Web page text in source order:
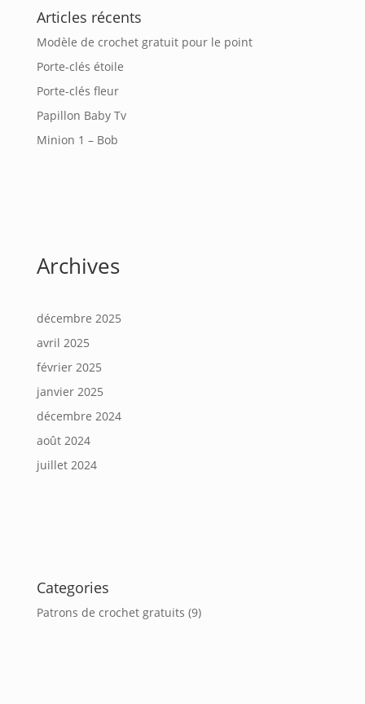
Articles récents
Modèle de crochet gratuit pour le point
Porte-clés étoile
Porte-clés fleur
Papillon Baby Tv
Minion 1 – Bob
Archives
décembre 2025
avril 2025
février 2025
janvier 2025
décembre 2024
août 2024
juillet 2024
Categories
Patrons de crochet gratuits (9)